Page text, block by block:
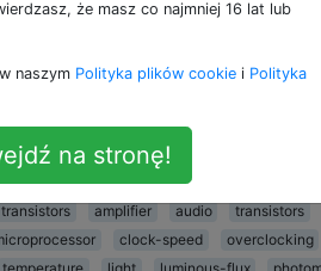
do linii szeregowej
. Tj. Wysyła PCkażdą ramkę
memory microprocessor
supply resistance
interrupts freertos oscilloscope
transistors amplifier audio
transistors
clock-speed overclocking
że masz co najmniej 16 lat lub
naszym Polityka plików cookie i Polityka
na stronę!